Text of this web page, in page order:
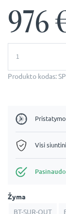
976
kiekis:
120x70cm
Produkto kodas:
Visi
Žyma
BT-SUR-OUT